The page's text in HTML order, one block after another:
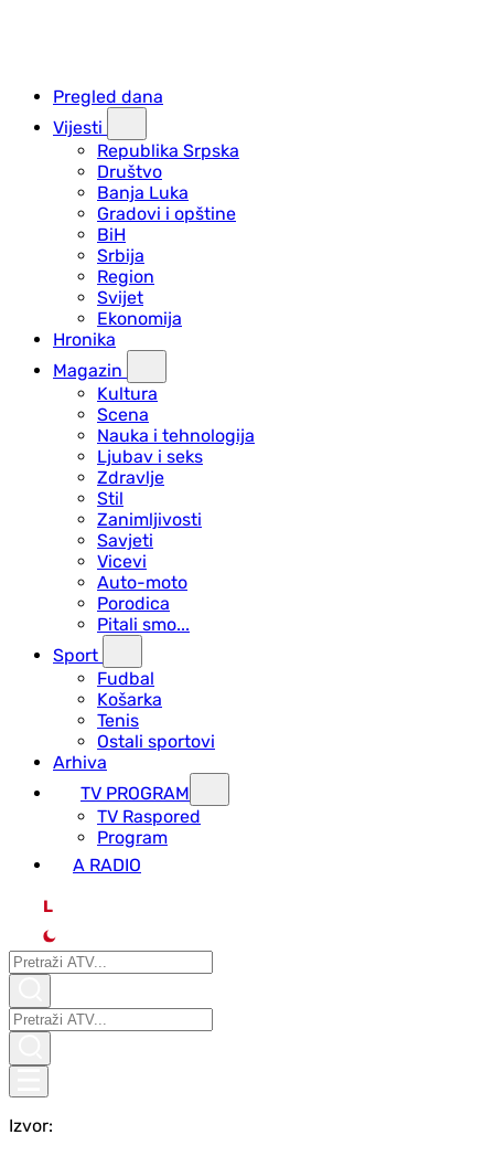
Pregled dana
Vijesti
Republika Srpska
Društvo
Banja Luka
Gradovi i opštine
BiH
Srbija
Region
Svijet
Ekonomija
Hronika
Magazin
Kultura
Scena
Nauka i tehnologija
Ljubav i seks
Zdravlje
Stil
Zanimljivosti
Savjeti
Vicevi
Auto-moto
Porodica
Pitali smo...
Sport
Fudbal
Košarka
Tenis
Ostali sportovi
Arhiva
TV PROGRAM
ТV Raspored
Program
A RADIO
L
Izvor: